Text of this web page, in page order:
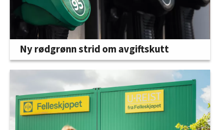
Ny rødgrønn strid om avgiftskutt